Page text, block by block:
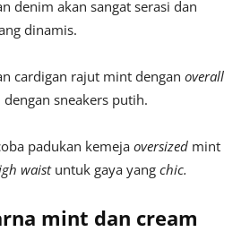
denim akan sangat serasi dan
dinamis.
cardigan rajut mint dengan overall
sneakers putih.
padukan kemeja oversized mint
waistuntuk gaya yang chic.
mint dan cream